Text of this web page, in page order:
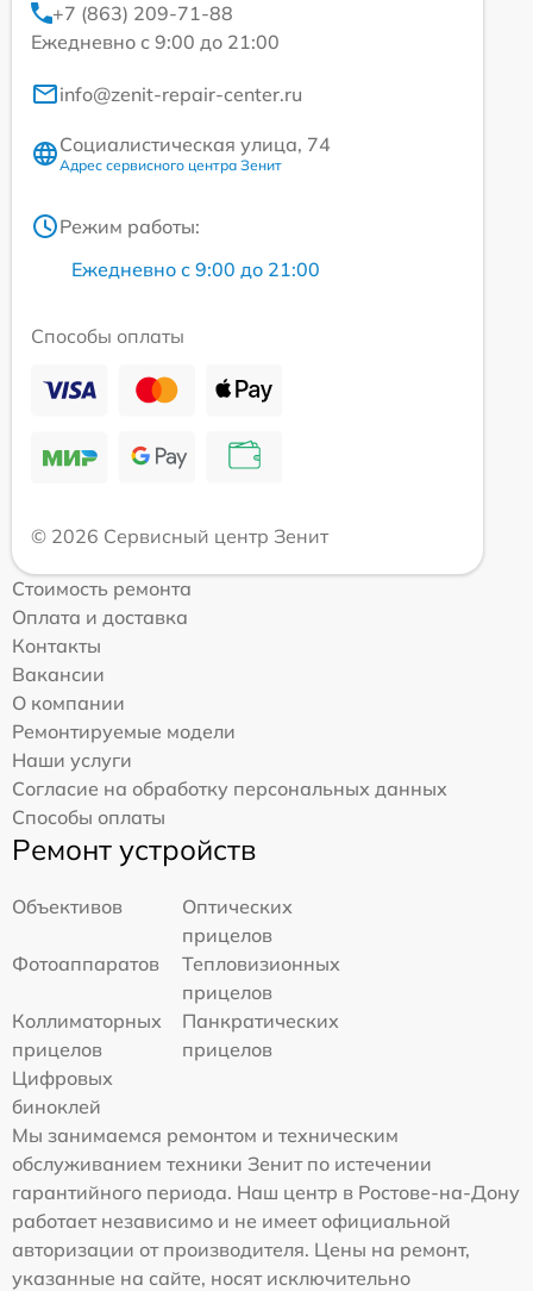
+7 (863) 209-71-88
Ежедневно с 9:00 до 21:00
info@zenit-repair-center.ru
Социалистическая улица, 74
Адрес сервисного центра Зенит
Режим работы:
Ежедневно с 9:00 до 21:00
Способы оплаты
© 2026 Сервисный центр Зенит
Стоимость ремонта
Оплата и доставка
Контакты
Вакансии
О компании
Ремонтируемые модели
Наши услуги
Согласие на обработку персональных данных
Способы оплаты
Ремонт устройств
Объективов
Оптических
прицелов
Фотоаппаратов
Тепловизионных
прицелов
Коллиматорных
прицелов
Панкратических
прицелов
Цифровых
биноклей
Мы занимаемся ремонтом и техническим
обслуживанием техники Зенит по истечении
гарантийного периода. Наш центр в Ростове-на-Дону
работает независимо и не имеет официальной
авторизации от производителя. Цены на ремонт,
указанные на сайте, носят исключительно